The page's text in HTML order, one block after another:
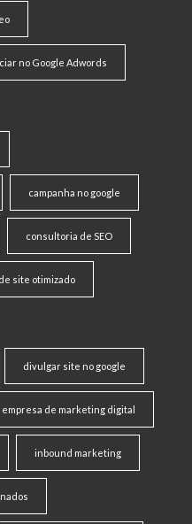
no Google Adwords
campanha no google
consultoria de SEO
site otimizado
divulgar site no google
empresa de marketing digital
inbound marketing